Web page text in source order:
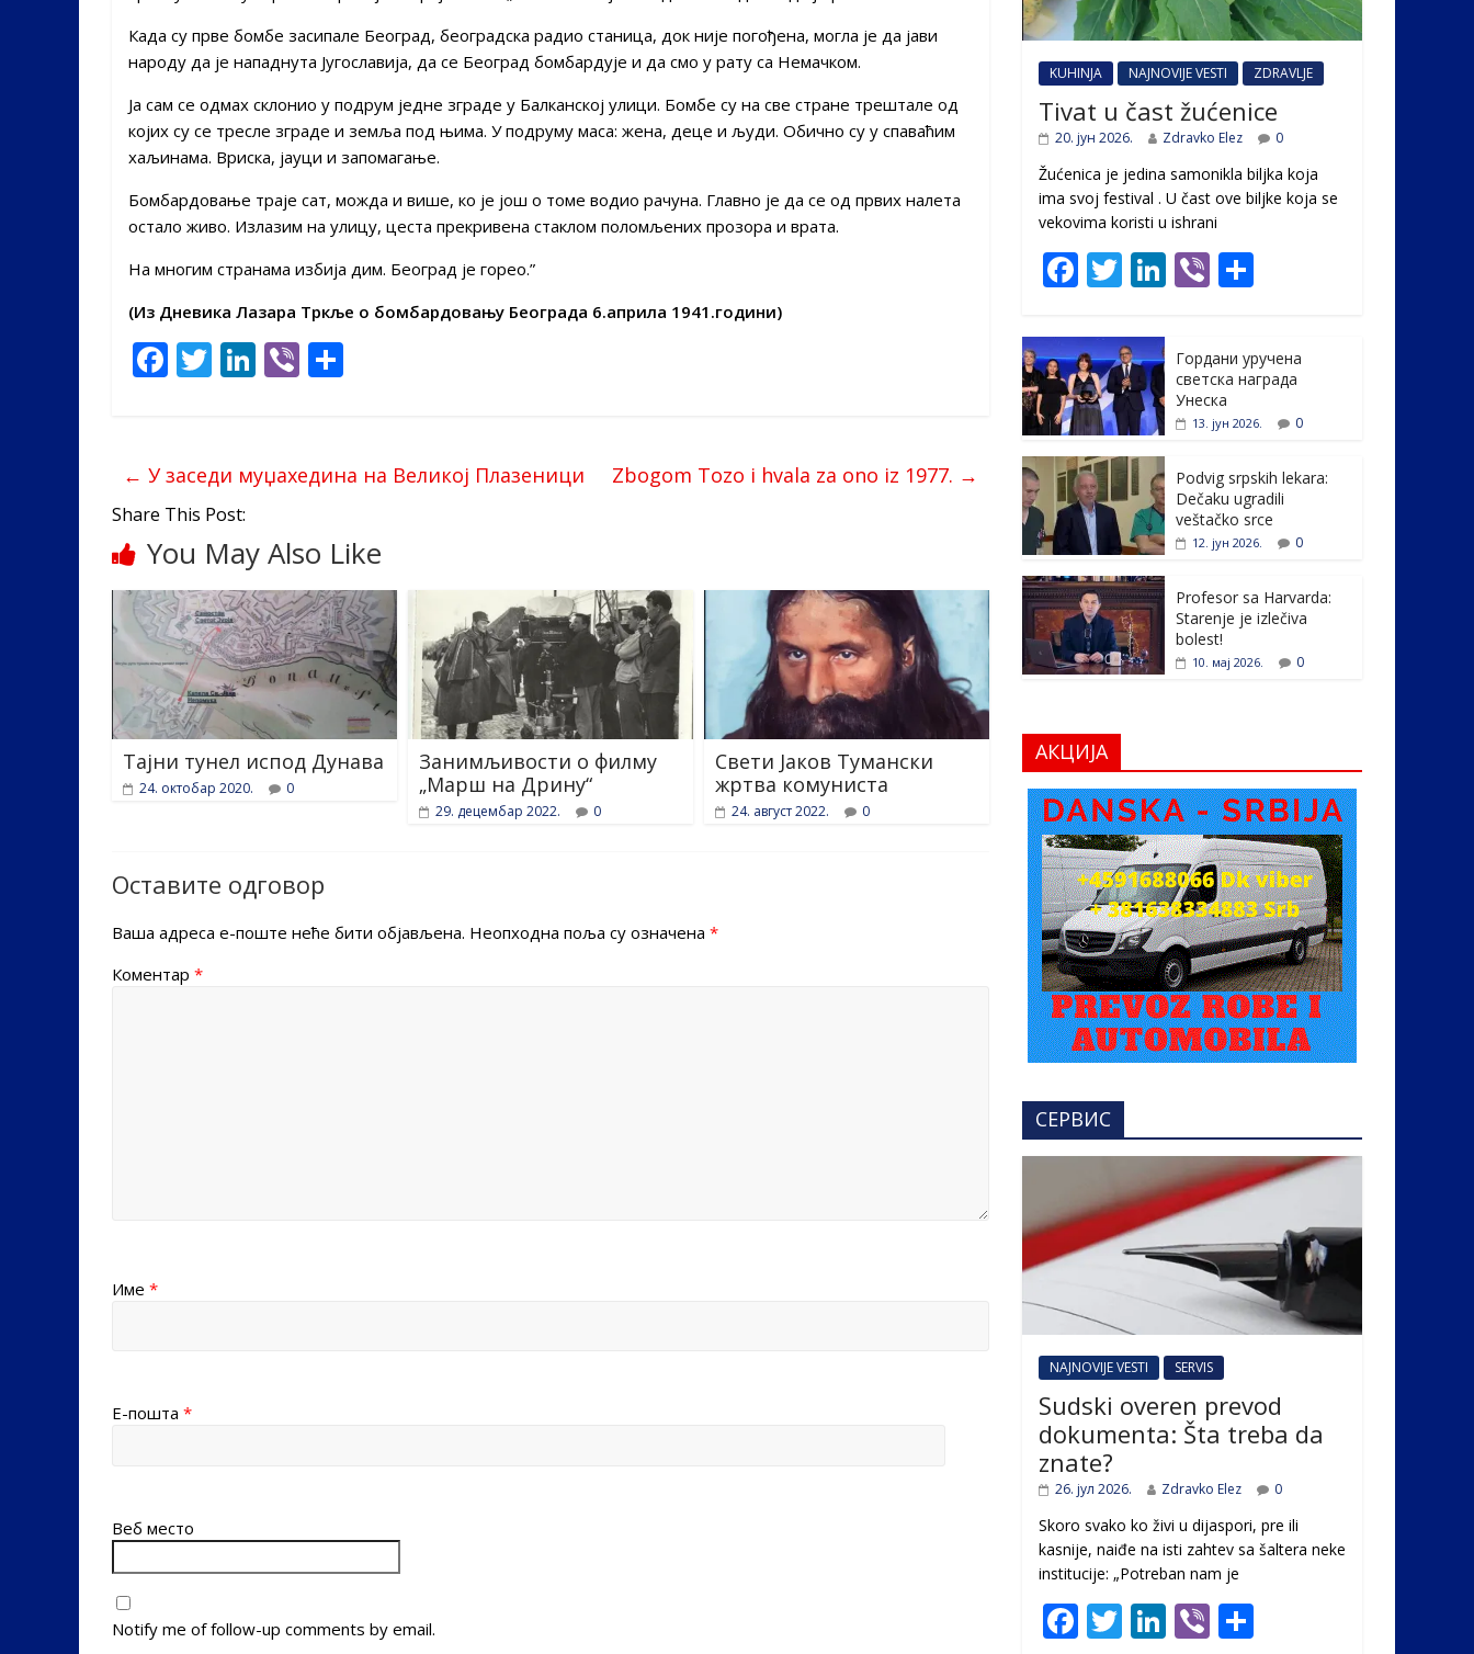
Када су прве бомбе засипале Београд, београдска радио станица, док није погођена, могла је да јави
народу да је нападнута Југославија, да се Београд бомбардује и да смо у рату са Немачком.
Ја сам се одмах склонио у подрум једне зграде у Балканској улици. Бомбе су на све стране трештале од
којих су се тресле зграде и земља под њима. У подруму маса: жена, деце и људи. Обично су у спаваћим
хаљинама. Вриска, јауци и запомагање.
Бомбардовање траје сат, можда и више, ко је још о томе водио рачуна. Главно је да се од првих налета
остало живо. Излазим на улицу, цеста прекривена стаклом поломљених прозора и врата.
На многим странама избија дим. Београд је горео.”
(Из Дневика Лазара Тркље о бомбардовању Београда 6.априла 1941.години)
F
ac
b
o
o
k
T
w
er
Li
n
e
dI
n
Vi
b
e
← У заседи муџахедина на Великој Плазеници Zbogom Tozo i hvala za ono iz 1977. →
Share This Post:
You May Also Like
Тајни тунел испод Дунава
24. октобар 2020. 0
Занимљивости о филму
„Марш на Дрину“
29. децембар 2022. 0
Свети Јаков Тумански
жртва комуниста
24. август 2022. 0
Оставите одговор
Ваша адреса е-поште неће бити објављена. Неопходна поља су означена *
Коментар *
Име *
Е-пошта *
Веб место
Notify me of follow-up comments by email.
KUHINJA NAJNOVIJE VESTI ZDRAVLJE
Tivat u čast žućenice
20. јун 2026. Zdravko Elez 0
Žućenica je jedina samonikla biljka koja
ima svoj festival . U čast ovе biljke koja se
vekovima koristi u ishrani
F
e
b
o
o
k
T
itt
er
Li
e
dI
n
Vi
e
Гордани уручена
светска награда
Унеска
13. јун 2026. 0
Podvig srpskih lekara:
Dečaku ugradili
veštačko srce
12. јун 2026. 0
Profesor sa Harvarda:
Starenje je izlečiva
bolest!
10. мај 2026. 0
АКЦИЈА
СЕРВИС
NAJNOVIJE VESTI SERVIS
Sudski overen prevod
dokumenta: Šta treba da
znate?
26. јул 2026. Zdravko Elez 0
Skoro svako ko živi u dijaspori, pre ili
kasnije, naiđe na isti zahtev sa šaltera neke
institucije: „Potreban nam je
F T Li Vi